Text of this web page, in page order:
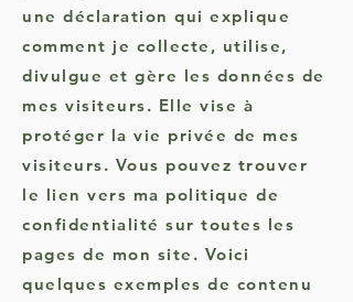
une déclaration qui explique
comment je collecte, utilise,
divulgue et gère les données de
mes visiteurs. Elle vise à
protéger la vie privée de mes
visiteurs. Vous pouvez trouver
le lien vers ma politique de
confidentialité sur toutes les
pages de mon site. Voici
quelques exemples de contenu